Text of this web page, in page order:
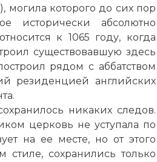
могила которого до сих пор
исторически абсолютно
к 1065 году, когда
существовавшую здесь
рядом с аббатством
резиденцией английских
никаких следов.
церковь не уступала по
на ее месте, но от этого
стиле, сохранились только